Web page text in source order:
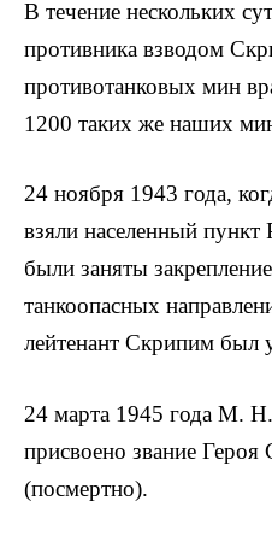
В течение нескольких
противника взводом
противотанковых мин
1200 таких же наших
24 ноября 1943 года,
взяли насе­ленный
были заняты
танкоопасных
лейтенант Скрипим был
24 марта 1945 года М.
присвоено звание Героя
(посмертно).